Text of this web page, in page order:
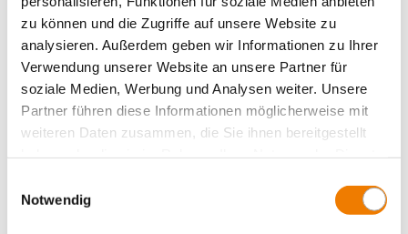
zu können und die Zugriffe auf unsere Website zu
analysieren. Außerdem geben wir Informationen zu Ihrer
Verwendung unserer Website an unsere Partner für
soziale Medien, Werbung und Analysen weiter. Unsere
Partner führen diese Informationen möglicherweise mit
weiteren Daten zusammen, die Sie ihnen bereitgestellt
Notwendig
01203000
CRITO
Универсальная клемма
16 - 120 mm², AWG 6 - 250 MCM
для шин: Плоская шина, толщина 10 мм и профильная
шина